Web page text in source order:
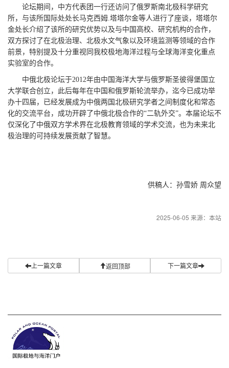
论坛期间，中方代表团一行还访问了俄罗斯南北极科学研究
所，与该所国际处处长马克西姆.塔塔尔金等人进行了座谈，塔塔尔
金处长介绍了该所的研究优势以及与中国高校、研究机构的合作，
双方探讨了在北极治理、北极水文气象以及环境监测等领域的合作
前景，特别提及十分重视同我校极地海洋过程与全球海洋变化重点
实验室的合作。
中俄北极论坛于2012年由中国海洋大学与俄罗斯圣彼得堡国立
大学联合创立，此后每年在中国和俄罗斯轮流举办，迄今已成功举
办十四届，已经发展成为中俄两国北极研究学者之间制度化和常态
化的交流平台，成功开辟了中俄北极合作的“二轨外交”。本届论坛不
仅深化了中俄双方学术界在北极教育领域的学术交流，也为未来北
极治理的可持续发展贡献了智慧。
供稿人：孙雪娇 周众望
2025-06-05 来源：本站
上一篇文章 返回顶部 下一篇文章